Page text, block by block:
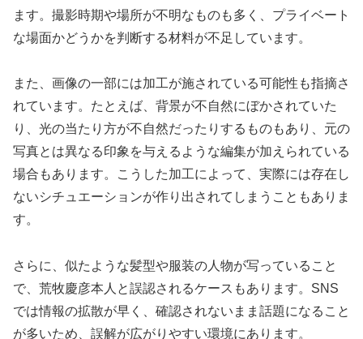
ます。撮影時期や場所が不明なものも多く、プライベート
な場面かどうかを判断する材料が不足しています。
また、画像の一部には加工が施されている可能性も指摘さ
れています。たとえば、背景が不自然にぼかされていた
り、光の当たり方が不自然だったりするものもあり、元の
写真とは異なる印象を与えるような編集が加えられている
場合もあります。こうした加工によって、実際には存在し
ないシチュエーションが作り出されてしまうこともありま
す。
さらに、似たような髪型や服装の人物が写っていること
で、荒牧慶彦本人と誤認されるケースもあります。SNS
では情報の拡散が早く、確認されないまま話題になること
が多いため、誤解が広がりやすい環境にあります。